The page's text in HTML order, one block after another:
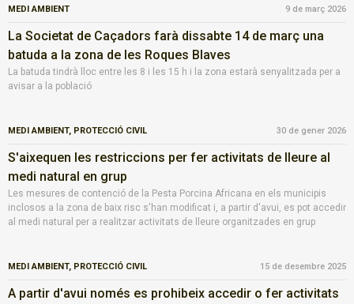
MEDI AMBIENT 9 de març 2026
La Societat de Caçadors farà dissabte 14 de març una
batuda a la zona de les Roques Blaves
La batuda tindrà lloc entre les 8 i les 15 h i la zona estarà senyalitzada per a
avisar a la població
MEDI AMBIENT, PROTECCIÓ CIVIL 30 de gener 2026
S'aixequen les restriccions per fer activitats de lleure al
medi natural en grup
Les mesures de contenció de la Pesta Porcina Africana en els municipis
inclosos a la zona de baix risc s'han modificat i, a partir d'avui, es pot accedir
al medi natural per a realitzar activitats de lleure organitzades en grup
MEDI AMBIENT, PROTECCIÓ CIVIL 15 de desembre 2025
A partir d'avui només es prohibeix accedir o fer activitats